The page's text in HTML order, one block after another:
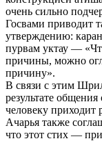
очень сильно
Госвами приводит
утверждению:
пурвам уктау —
причины, можно
причину».
В связи с этим
результате
человеку
Ачарья также
что этот стих —